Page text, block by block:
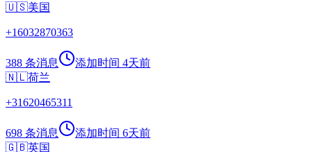
🇺🇸美国
+16032870363
388 条消息 添加时间 4天前
🇳🇱荷兰
+31620465311
698 条消息 添加时间 6天前
🇬🇧英国